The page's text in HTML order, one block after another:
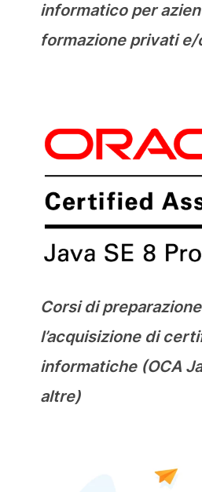
informatico per
formazione privati
Corsi di
l’acquisizione di
informatiche (OCA
altre)